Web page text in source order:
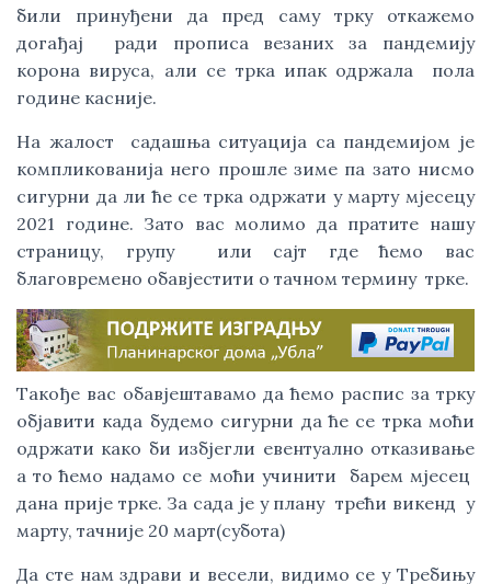
били принуђени да пред саму трку откажемо
догађај  ради прописа везаних за пандемију
корона вируса, али се трка ипак одржала  пола
године касније.
На жалост  садашња ситуација са пандемијом је
компликованија него прошле зиме па зато нисмо
сигурни да ли ће се трка одржати у марту мјесецу
2021 године. Зато вас молимо да пратите нашу
страницу, групу  или сајт где ћемо вас
благовремено обавјестити о тачном термину  трке.
Такође вас обавјештавамо да ћемо распис за трку
објавити када будемо сигурни да ће се трка моћи
одржати како би избјегли евентуално отказивање
а то ћемо надамо се моћи учинити  барем мјесец
дана прије трке. За сада је у плану  трећи викенд  у
марту, тачније 20 март(субота)
Да сте нам здрави и весели, видимо се у Требињу